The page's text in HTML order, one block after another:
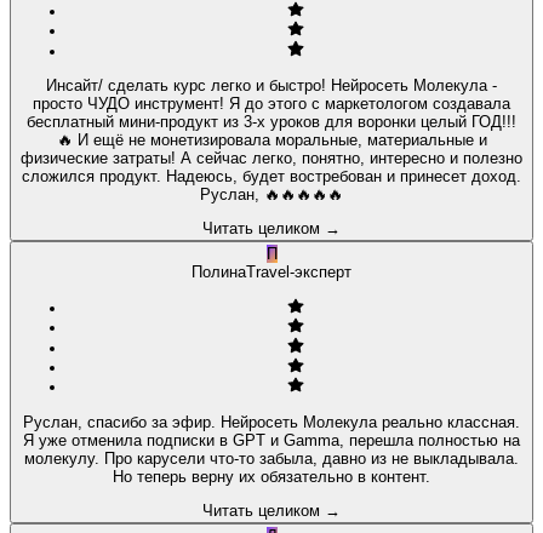
Инсайт/ сделать курс легко и быстро! Нейросеть Молекула -
просто ЧУДО инструмент! Я до этого с маркетологом создавала
бесплатный мини-продукт из 3-х уроков для воронки целый ГОД!!!
🔥 И ещё не монетизировала моральные, материальные и
физические затраты! А сейчас легко, понятно, интересно и полезно
сложился продукт. Надеюсь, будет востребован и принесет доход.
Руслан, 🔥🔥🔥🔥🔥
Читать целиком →
П
ПолинаTravel-эксперт
Руслан, спасибо за эфир. Нейросеть Молекула реально классная.
Я уже отменила подписки в GPT и Gamma, перешла полностью на
молекулу. Про карусели что-то забыла, давно из не выкладывала.
Но теперь верну их обязательно в контент.
Читать целиком →